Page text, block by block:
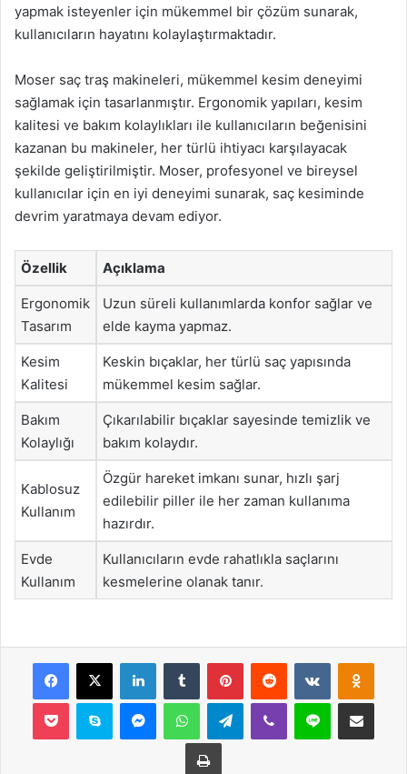
yapmak isteyenler için mükemmel bir çözüm sunarak,
kullanıcıların hayatını kolaylaştırmaktadır.
Moser saç traş makineleri, mükemmel kesim deneyimi
sağlamak için tasarlanmıştır. Ergonomik yapıları, kesim
kalitesi ve bakım kolaylıkları ile kullanıcıların beğenisini
kazanan bu makineler, her türlü ihtiyacı karşılayacak
şekilde geliştirilmiştir. Moser, profesyonel ve bireysel
kullanıcılar için en iyi deneyimi sunarak, saç kesiminde
devrim yaratmaya devam ediyor.
Özellik Açıklama
Ergonomik
Tasarım
Uzun süreli kullanımlarda konfor sağlar ve
elde kayma yapmaz.
Kesim
Kalitesi
Keskin bıçaklar, her türlü saç yapısında
mükemmel kesim sağlar.
Bakım
Kolaylığı
Çıkarılabilir bıçaklar sayesinde temizlik ve
bakım kolaydır.
Kablosuz
Kullanım
Özgür hareket imkanı sunar, hızlı şarj
edilebilir piller ile her zaman kullanıma
hazırdır.
Evde
Kullanım
Kullanıcıların evde rahatlıkla saçlarını
kesmelerine olanak tanır.
Facebook
X LinkedInTumblr PinterestReddit VKontakte
Pocket Skype MessengerWhatsAppTelegramViber Line E-Posta ile
Yazdır